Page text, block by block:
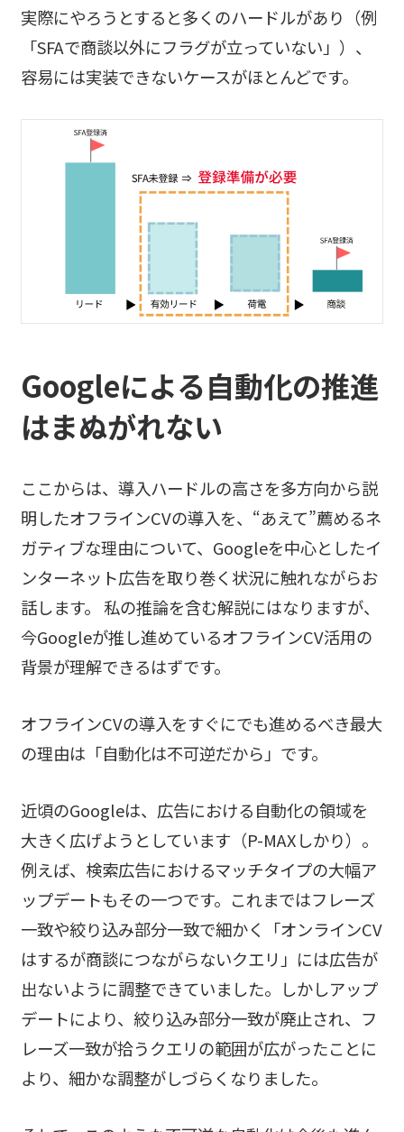
実際にやろうとすると多くのハードルがあり（例
「SFAで商談以外にフラグが立っていない」）、
容易には実装できないケースがほとんどです。
Googleによる自動化の推進
はまぬがれない
ここからは、導入ハードルの高さを多方向から説
明したオフラインCVの導入を、“あえて”薦めるネ
ガティブな理由について、Googleを中心としたイ
ンターネット広告を取り巻く状況に触れながらお
話します。 私の推論を含む解説にはなりますが、
今Googleが推し進めているオフラインCV活用の
背景が理解できるはずです。
オフラインCVの導入をすぐにでも進めるべき最大
の理由は「自動化は不可逆だから」です。
近頃のGoogleは、広告における自動化の領域を
大きく広げようとしています（P-MAXしかり）。
例えば、検索広告におけるマッチタイプの大幅ア
ップデートもその一つです。これまではフレーズ
一致や絞り込み部分一致で細かく「オンラインCV
はするが商談につながらないクエリ」には広告が
出ないように調整できていました。しかしアップ
デートにより、絞り込み部分一致が廃止され、フ
レーズ一致が拾うクエリの範囲が広がったことに
より、細かな調整がしづらくなりました。